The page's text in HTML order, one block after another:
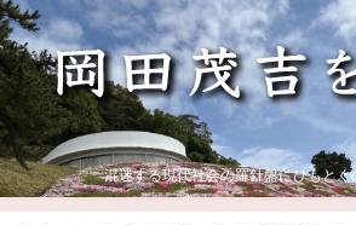
混迷する現代社会の羅針盤にひもとく